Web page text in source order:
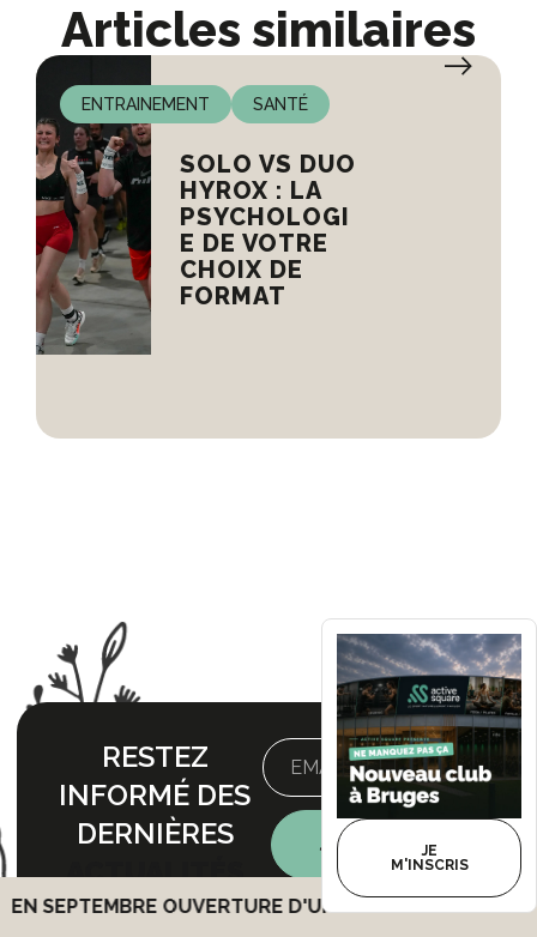
OUVERTURE D'UN CLUB À BORDEAUX BRUGES
Articles similaires
ENTRAINEMENT SANTÉ
SOLO VS DUO
HYROX : LA
PSYCHOLOGI
E DE VOTRE
CHOIX DE
FORMAT
RESTEZ
INFORMÉ DES
DERNIÈRES
ACTUALITÉS
ÉVÉNEMENTS &
JE M'INSCRIS
JE
M'INSCRIS